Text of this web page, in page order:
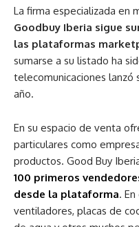
La firma especializada en
Goodbuy Iberia sigue
las plataformas
sumarse a su listado ha
telecomunicaciones lanzó
año.
En su espacio de venta
particulares como
productos. Good Buy
100 primeros
desde la plataforma.
ventiladores, placas de